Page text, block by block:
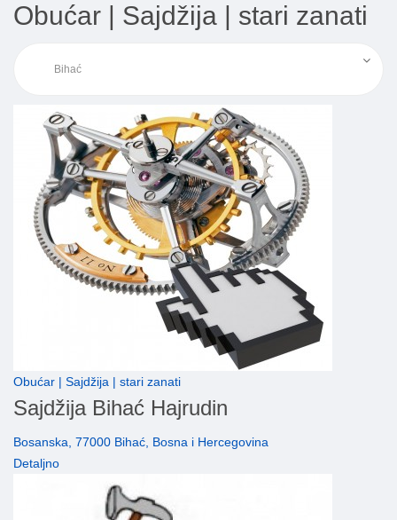
Obućar | Sajdžija | stari zanati
Obućar | Sajdžija | stari zanati
Sajdžija Bihać Hajrudin
Bosanska, 77000 Bihać, Bosna i Hercegovina
Detaljno